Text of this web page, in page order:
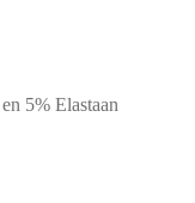
5% Elastaan